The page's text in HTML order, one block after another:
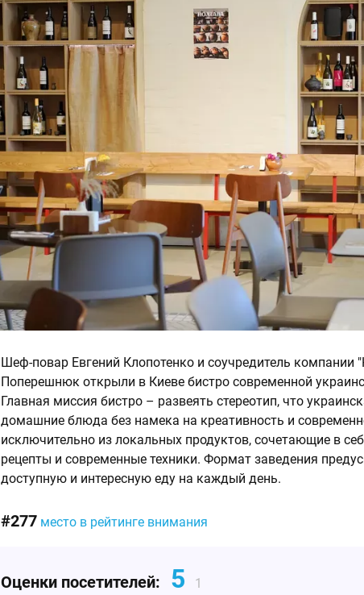
Шеф-повар Евгений Клопотенко и соучредитель компании
Поперешнюк открыли в Киеве бистро современной
Главная миссия бистро – развеять стереотип, что
домашние блюда без намека на креативность и
исключительно из локальных продуктов, сочетающие в
рецепты и современные техники. Формат заведения
доступную и интересную еду на каждый день.
#277 место в рейтинге внимания
Оценки посетителей: 5 1